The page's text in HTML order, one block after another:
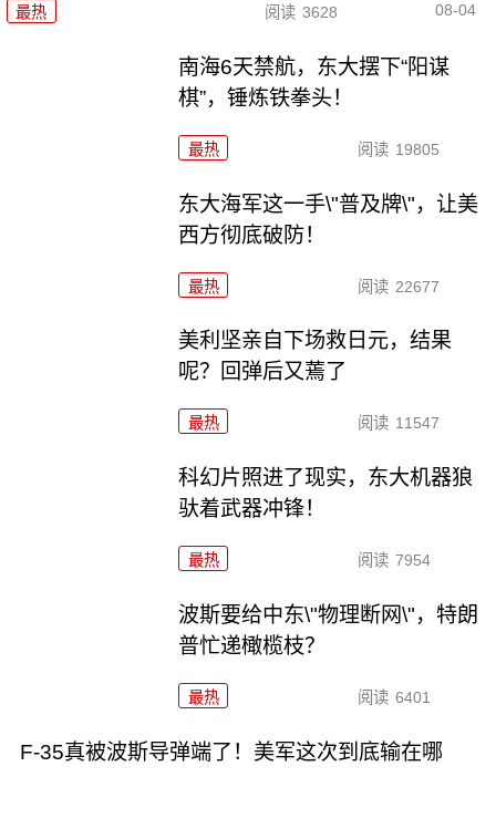
最热 阅读 3628 08-04
南海6天禁航，东大摆下“阳谋
棋”，锤炼铁拳头！
最热 阅读 19805
东大海军这一手\"普及牌\"，让美
西方彻底破防！
最热 阅读 22677
美利坚亲自下场救日元，结果
呢？回弹后又蔫了
最热 阅读 11547
科幻片照进了现实，东大机器狼
驮着武器冲锋！
最热 阅读 7954
波斯要给中东\"物理断网\"，特朗
普忙递橄榄枝？
最热 阅读 6401
F-35真被波斯导弹端了！美军这次到底输在哪